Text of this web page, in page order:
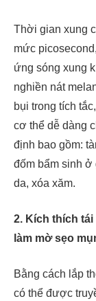
Thời gian xung
mức
ứng sóng xung
nghiền nát
bụi trong tích
cơ thể dễ dàng
định bao gồm:
đốm bẩm sinh ở
da, xóa xăm.
2. Kích thích
làm mờ sẹo
Bằng cách lắp
có thể được